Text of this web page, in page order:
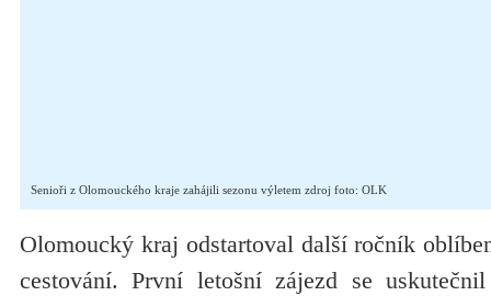
Senioři z Olomouckého kraje zahájili sezonu výletem zdroj foto: OLK
Olomoucký kraj odstartoval další ročník
cestování. První letošní zájezd se